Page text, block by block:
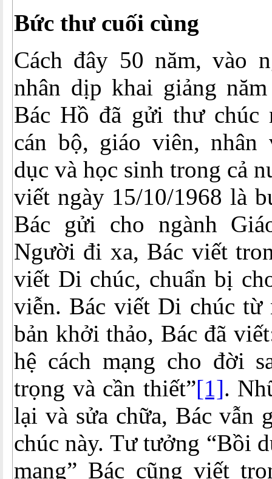
Bức thư cuối cùng
Cách đây 50 năm, vào
nhân dịp khai giảng
Bác Hồ đã gửi thư chúc
cán bộ, giáo viên, nhân
dục và học sinh trong cả
viết ngày 15/10/1968 là
Bác gửi cho ngành
Người đi xa, Bác viết
viết Di chúc, chuẩn bị
viễn. Bác viết Di chúc từ
bản khởi thảo, Bác đã
hệ cách mạng cho đời
trọng và cần thiết”[1].
lại và sửa chữa, Bác vẫn
chúc này. Tư tưởng “Bồi
mạng” Bác cũng viết